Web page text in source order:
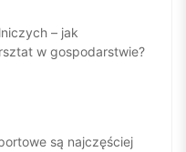
– jak
w gospodarstwie?
są najczęściej